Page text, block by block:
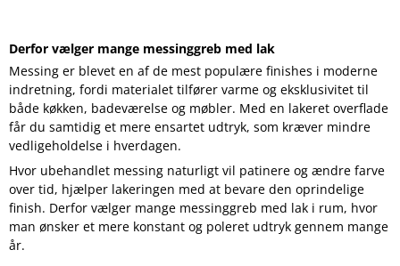
Derfor vælger mange messinggreb med lak
Messing er blevet en af de mest populære finishes i moderne
indretning, fordi materialet tilfører varme og eksklusivitet til
både køkken, badeværelse og møbler. Med en lakeret overflade
får du samtidig et mere ensartet udtryk, som kræver mindre
vedligeholdelse i hverdagen.
Hvor ubehandlet messing naturligt vil patinere og ændre farve
over tid, hjælper lakeringen med at bevare den oprindelige
finish. Derfor vælger mange messinggreb med lak i rum, hvor
man ønsker et mere konstant og poleret udtryk gennem mange
år.